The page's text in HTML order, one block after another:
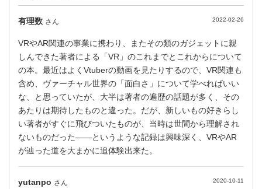
有理数 さん 2022-02-26
VRやAR関連の事業に携わり、またその類のガジェットに親
しんできた著者による「VR」のこれまでとこれからについて
の本。最近はよくVtuberの動画を見たりするので、VR関連も
含め、ヴァーチャル世界の「面白さ」について学べればいい
な、と思っていたが、大半は著者の遍歴の話題が多く、その
あたりは期待したものと違った。だが、新しいもの好きらし
い著者がすぐに飛びついたものが、当時は世間から理解され
ないものだった――というような記録は興味深く、VRやAR
が辿った道を大まかに追体験出来た。
yutanpo さん 2020-10-11